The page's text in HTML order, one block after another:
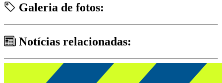
Galeria de fotos:
Notícias relacionadas: